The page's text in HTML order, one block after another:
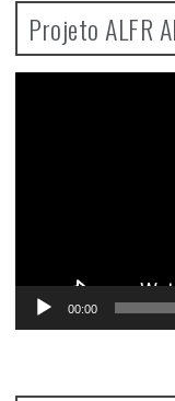
Projeto ALFR
00:00